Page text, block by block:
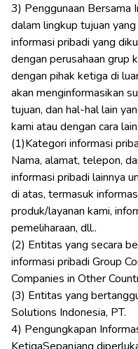
3) Penggunaan Bersama
dalam lingkup tujuan
informasi pribadi yang
dengan perusahaan grup
dengan pihak ketiga di
akan menginformasikan
tujuan, dan hal-hal lain
kami atau dengan cara lain.
(1)Kategori informasi
Nama, alamat, telepon,
informasi pribadi lainnya
di atas, termasuk
produk/layanan kami,
pemeliharaan, dll..
(2) Entitas yang secara
informasi pribadi Group
Companies in Other
(3) Entitas yang
Solutions Indonesia, PT.
4) Pengungkapan